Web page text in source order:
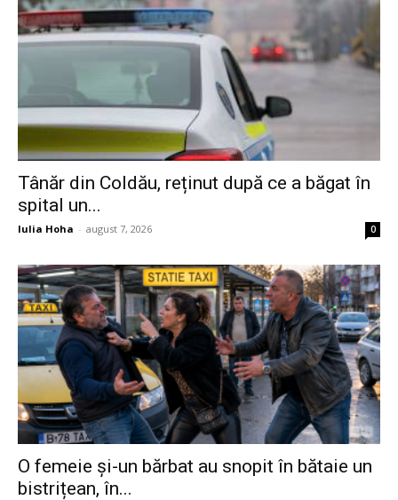
Tânăr din Coldău, reținut după ce a băgat în
spital un...
Iulia Hoha - august 7, 2026 0
O femeie și-un bărbat au snopit în bătaie un
bistrițean, în...